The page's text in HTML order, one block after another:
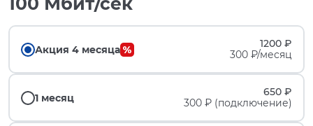
Акция 4 месяца
1200 ₽
300 ₽/месяц
1 месяц
650 ₽
300 ₽ (подключение)